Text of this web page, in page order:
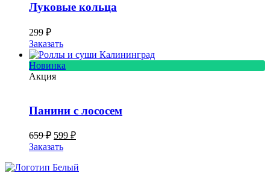
Луковые кольца
299 ₽
Заказать
Новинка
Акция
Панини с лососем
659₽ Первоначальная
цена
составляла
659 ₽.
599 ₽Текущая
Заказать